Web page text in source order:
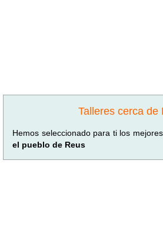
Talleres cerca de
Hemos seleccionado para ti los mejores
el pueblo de Reus